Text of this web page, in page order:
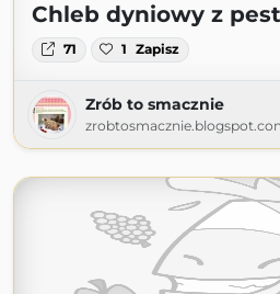
Chleb dyniowy z
71 1 Zapisz
Zrób to smacznie